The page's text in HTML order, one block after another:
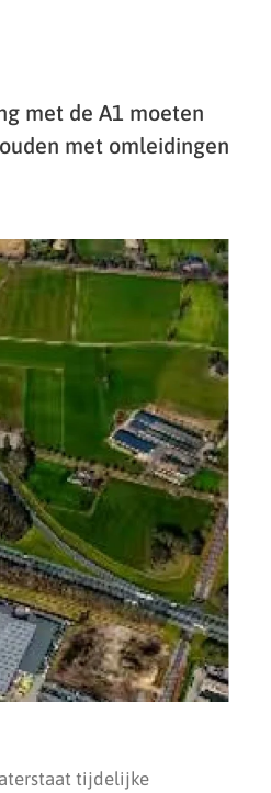
met de A1 moeten
met omleidingen
tijdelijke